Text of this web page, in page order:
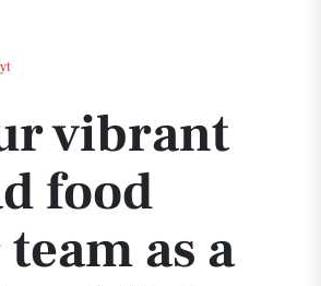
food trailer team as a part-time kitchen and
vibrant
food
as a